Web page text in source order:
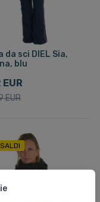
da sci DIEL Sia,
blu
EUR